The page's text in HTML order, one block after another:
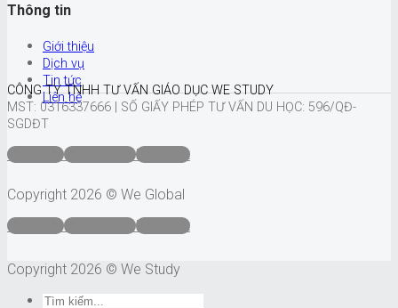
Thông tin
Giới thiệu
Dịch vụ
Tin tức
Liên hệ
CÔNG TY TNHH TƯ VẤN GIÁO DỤC WE STUDY
MST: 0316337666 | SỐ GIẤY PHÉP TƯ VẤN DU HỌC: 596/QĐ-
SGDĐT
Quy định Điều khoản Bảo mật
Copyright 2026 © We Global
Quy định
Điều khoản Bảo mật
Copyright 2026 © We Study